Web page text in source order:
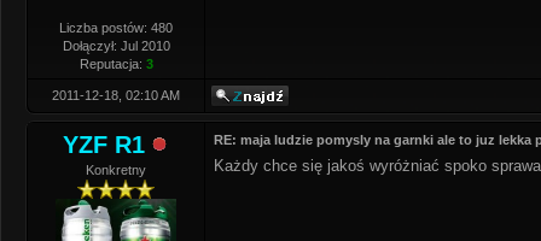
Liczba postów: 480
Dołączył: Jul 2010
Reputacja: 3
2011-12-18, 02:10 AM
YZF R1
Konkretny
RE: maja ludzie pomysly na garnki ale to juz lekka
Każdy chce się jakoś wyróżniać spoko